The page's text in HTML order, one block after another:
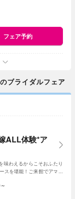
フェア予約
ブライダルフェア
ALL体験*ア
味わえるからこそおふたり
スを堪能！ご来館でアマギ